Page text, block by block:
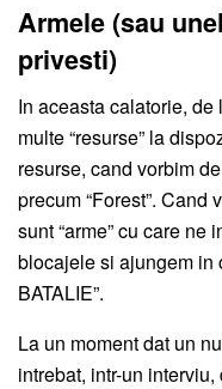
Armele (sau
privesti)
In aceasta calatorie,
multe “resurse” la
resurse, cand vorbim
precum “Forest”.
sunt “arme” cu care
blocajele si ajungem in
BATALIE”.
La un moment dat un
intrebat, intr-un